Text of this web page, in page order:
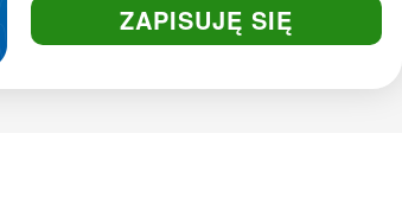
ZAPISUJĘ SIĘ